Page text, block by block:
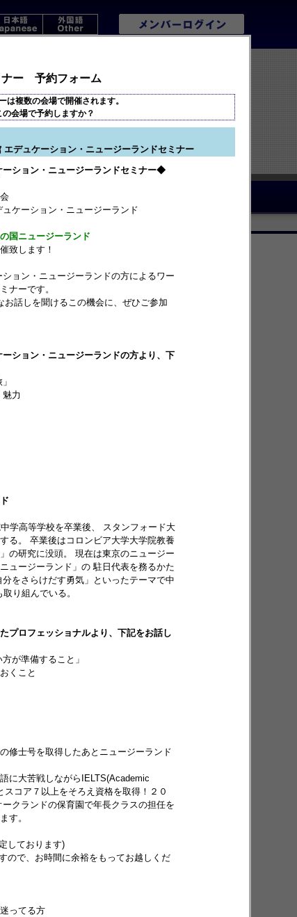
広島 九州 富山
フランス ドイツ
予約が満席のセミナーです
ナー 予約フォーム
は複数の会場で開催されます。
の会場で予約しますか？
エデュケーション・ニュージーランドセミナー
ション・ニュージーランドセミナー◆
ケーション・ニュージーランド
国ニュージーランド
致します！
ョン・ニュージーランドの方によるワー
ナーです。
話しを聞けるこの機会に、ぜひご参加
ション・ニュージーランドの方より、下
魅力
学高等学校を卒業後、 スタンフォード大
る。 卒業後はコロンビア大学大学院教養
の研究に没頭。 現在は東京のニュージー
ュージーランド」の 駐日代表を務るかた
をさらけだす勇気」といったテーマで中
り組んでいる。
プロフェッショナルより、下記をお話し
が準備すること」
くこと
修士号を取得したあとニュージーランド
に大苦戦しながらIELTS(Academic
コア７以上をそろえ資格を取得！２０
クランドの保育園で年長クラスの担任を
す。
しております)
ので、お時間に余裕をもってお越しくだ
ってる方